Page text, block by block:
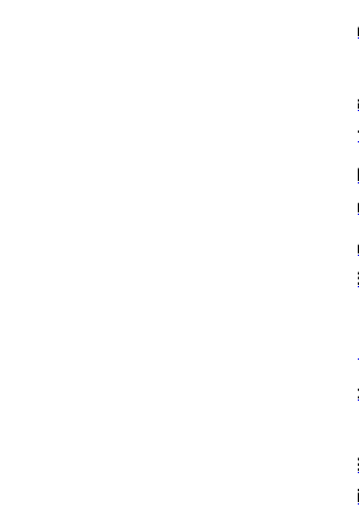
Granada despide con lágrimas y
Un futbolista de 24 años muere
por un rayo durante un partido en
Muere un conductor tras salirse
su turismo en la A-480 a la altura de
Julio supera a junio en basura
occidental malagueño recoge más de
El Cádiz se afila ante un Granada
La nueva presidenta del
Estabilizado el incendio forestal de
19 familias aún desalojadas y un